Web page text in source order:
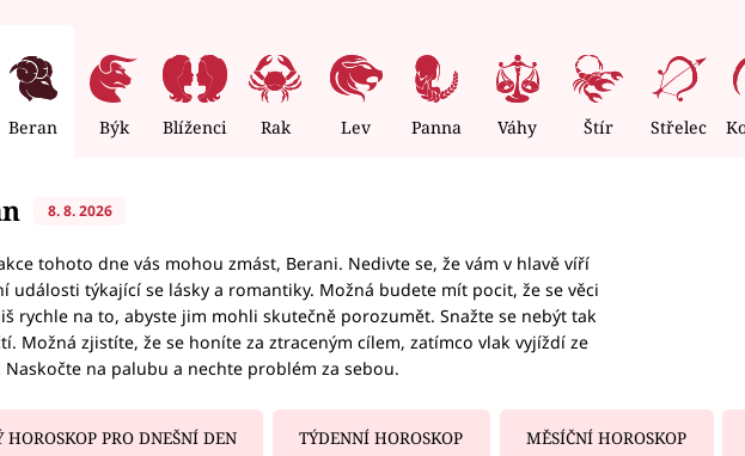
Beran Býk Blíženci Rak Lev Panna Váhy Štír Střelec
8. 8. 2026
tohoto dne vás mohou zmást, Berani. Nedivte se, že vám v hlavě víří
události týkající se lásky a romantiky. Možná budete mít pocit, že se věci
rychle na to, abyste jim mohli skutečně porozumět. Snažte se nebýt tak
Možná zjistíte, že se honíte za ztraceným cílem, zatímco vlak vyjíždí ze
Naskočte na palubu a nechte problém za sebou.
HOROSKOP PRO DNEŠNÍ DEN TÝDENNÍ HOROSKOP MĚSÍČNÍ HOROSKOP